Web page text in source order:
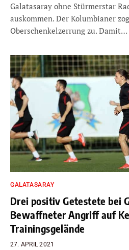
Galatasaray ohne Stürmerstar
auskommen. Der Kolumbianer
Oberschenkelzerrung zu. Damit…
GALATASARAY
Drei positiv Getestete bei
Bewaffneter Angriff auf
Trainingsgelände
27. APRIL 2021